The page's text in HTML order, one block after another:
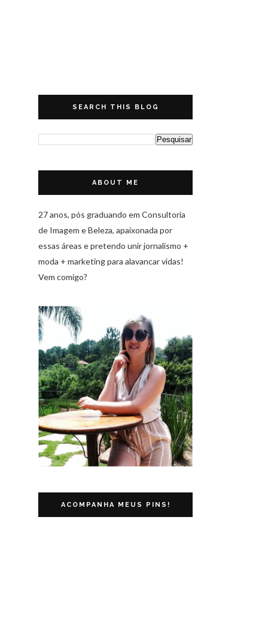
SEARCH THIS BLOG
ABOUT ME
27 anos, pós graduando em Consultoria
de Imagem e Beleza, apaixonada por
essas áreas e pretendo unir jornalismo +
moda + marketing para alavancar vidas!
Vem comigo?
ACOMPANHA MEUS PINS!